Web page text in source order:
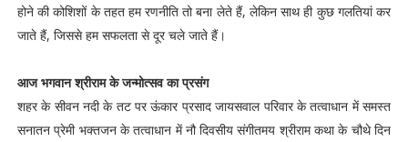
होने की कोशिशों के तहत हम रणनीति तो बना लेते हैं, लेकिन साथ ही कुछ गलतियां कर
जाते हैं, जिससे हम सफलता से दूर चले जाते हैं।
आज भगवान श्रीराम के जन्मोत्सव का प्रसंग
शहर के सीवन नदी के तट पर ऊंकार प्रसाद जायसवाल परिवार के तत्वाधान में समस्त
सनातन प्रेमी भक्तजन के तत्वाधान में नौ दिवसीय संगीतमय श्रीराम कथा के चौथे दिन